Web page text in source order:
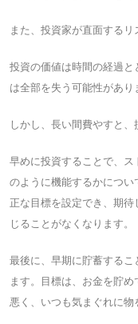
また、投資家が直面するリ
投資の価値は時間の経過
は全部を失う可能性があり
しかし、長い間費やすと、
早めに投資することで、
のように機能するかにつ
正な目標を設定でき、期
じることがなくなります。
最後に、早期に貯蓄するこ
ます。目標は、お金を貯
悪く、いつも気まぐれに物